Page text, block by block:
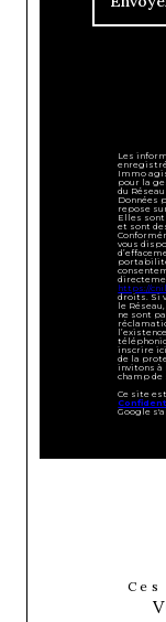
Les
Immo
pour la
du
Données
repose
Elles sont
et sont
vous
https://
droits. Si
le
ne sont
inscrire
de la
invitons à
champ de
Ce site
Google